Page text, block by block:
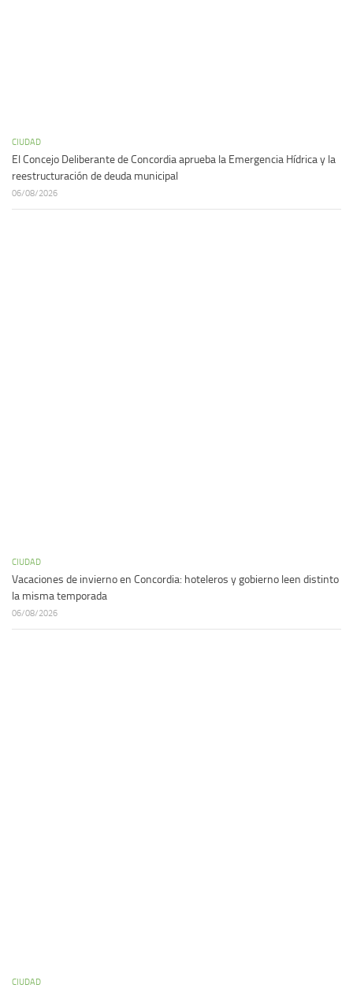
CIUDAD
El Concejo Deliberante de Concordia aprueba la Emergencia Hídrica y la
reestructuración de deuda municipal
06/08/2026
CIUDAD
Vacaciones de invierno en Concordia: hoteleros y gobierno leen distinto
la misma temporada
06/08/2026
CIUDAD